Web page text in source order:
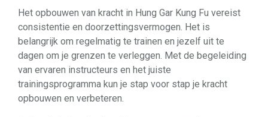
Het opbouwen van kracht in Hung Gar Kung Fu vereist
consistentie en doorzettingsvermogen. Het is
belangrijk om regelmatig te trainen en jezelf uit te
dagen om je grenzen te verleggen. Met de begeleiding
van ervaren instructeurs en het juiste
trainingsprogramma kun je stap voor stap je kracht
opbouwen en verbeteren.